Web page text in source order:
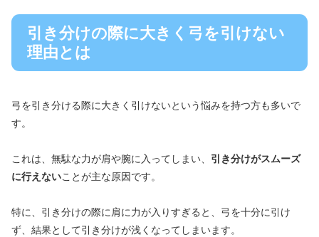
引き分けの際に大きく弓を引けない
理由とは
弓を引き分ける際に大きく引けないという悩みを持つ方も多いで
す。
これは、無駄な力が肩や腕に入ってしまい、 引き分けがスムーズ
に行えないことが主な原因です。
特に、引き分けの際に肩に力が入りすぎると、弓を十分に引け
ず、結果として引き分けが浅くなってしまいます。